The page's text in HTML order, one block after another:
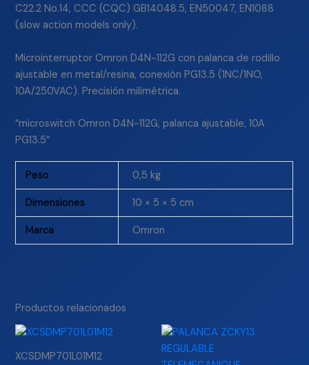
C22.2 No.14, CCC (CQC) GB14048.5, EN50047, EN1088
(slow action models only).
Microinterruptor Omron D4N-112G con palanca de rodillo
ajustable en metal/resina, conexión PG13.5 (1NC/1NO,
10A/250VAC). Precisión milimétrica.
“microswitch Omron D4N-112G, palanca ajustable, 10A
PG13.5”
Peso 0,5 kg
Dimensiones 10 × 5 × 5 cm
Marca Omron
Productos relacionados
XCSDMP701L01M12